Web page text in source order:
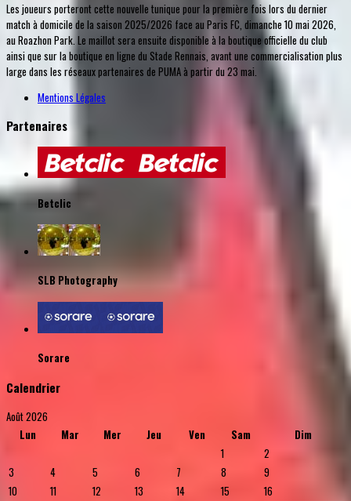
Les joueurs porteront cette nouvelle tunique pour la première fois lors du dernier
match à domicile de la saison 2025/2026 face au Paris FC, dimanche 10 mai 2026,
au Roazhon Park. Le maillot sera ensuite disponible à la boutique officielle du club
ainsi que sur la boutique en ligne du Stade Rennais, avant une commercialisation plus
large dans les réseaux partenaires de PUMA à partir du 23 mai.
Mentions Légales
Partenaires
Betclic
SLB Photography
Sorare
Calendrier
Août 2026
Lun
Mar Mer Jeu Ven Sam
Dim
1
2
3
4 5 6 7 8
9
10
11 12 13 14 15 16